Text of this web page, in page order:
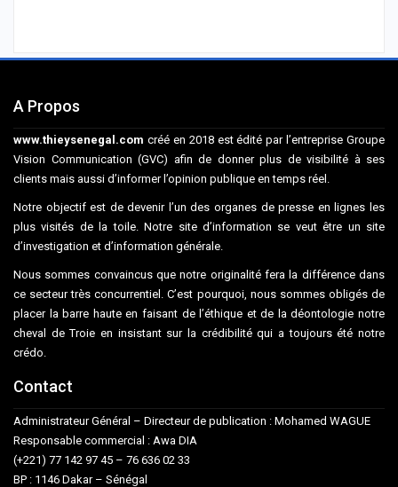
A Propos
www.thieysenegal.com créé en 2018 est édité par l’entreprise Groupe
Vision Communication (GVC) afin de donner plus de visibilité à ses
clients mais aussi d’informer l’opinion publique en temps réel.
Notre objectif est de devenir l’un des organes de presse en lignes les
plus visités de la toile. Notre site d’information se veut être un site
d’investigation et d’information générale.
Nous sommes convaincus que notre originalité fera la différence dans
ce secteur très concurrentiel. C’est pourquoi, nous sommes obligés de
placer la barre haute en faisant de l’éthique et de la déontologie notre
cheval de Troie en insistant sur la crédibilité qui a toujours été notre
crédo.
Contact
Administrateur Général – Directeur de publication : Mohamed WAGUE
Responsable commercial : Awa DIA
(+221) 77 142 97 45 – 76 636 02 33
BP : 1146 Dakar – Sénégal